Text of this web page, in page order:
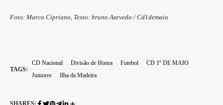
Foto: Marco Cipriano, Texto: bruno Azevedo / Cd1demaio
TAGS:
CD Nacional Divisão de Honra Futebol
CD 1º DE MAIO
Juniores
Ilha da Madeira